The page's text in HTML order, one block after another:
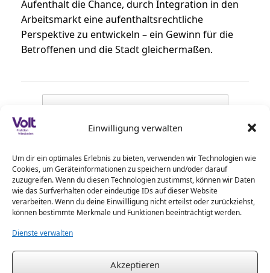
Einwilligung verwalten
Um dir ein optimales Erlebnis zu bieten, verwenden wir Technologien wie
Cookies, um Geräteinformationen zu speichern und/oder darauf
zuzugreifen. Wenn du diesen Technologien zustimmst, können wir Daten
wie das Surfverhalten oder eindeutige IDs auf dieser Website
verarbeiten. Wenn du deine Einwillligung nicht erteilst oder zurückziehst,
können bestimmte Merkmale und Funktionen beeinträchtigt werden.
Dienste verwalten
Akzeptieren
Aufenthalt die Chance, durch Integration in den
Arbeitsmarkt eine aufenthaltsrechtliche
Perspektive zu entwickeln – ein Gewinn für die
Betroffenen und die Stadt gleichermaßen.
Verwaltungsreform: Wiesbaden soll… →